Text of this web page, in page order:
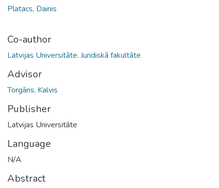
Platacs, Dainis
Co-author
Latvijas Universitāte. Juridiskā fakultāte
Advisor
Torgāns, Kalvis
Publisher
Latvijas Universitāte
Language
N/A
Abstract